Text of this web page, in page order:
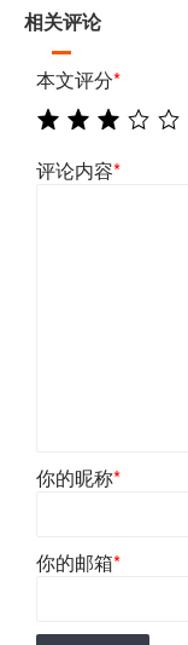
相关评论
本文评分*
评论内容*
你的昵称*
你的邮箱*